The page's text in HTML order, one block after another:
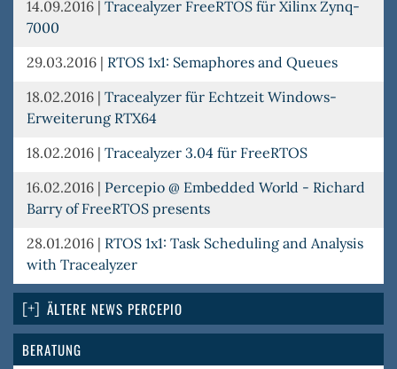
14.09.2016 | Tracealyzer FreeRTOS für Xilinx Zynq-
7000
29.03.2016 | RTOS 1x1: Semaphores and Queues
18.02.2016 | Tracealyzer für Echtzeit Windows-
Erweiterung RTX64
18.02.2016 | Tracealyzer 3.04 für FreeRTOS
16.02.2016 | Percepio @ Embedded World - Richard
Barry of FreeRTOS presents
28.01.2016 | RTOS 1x1: Task Scheduling and Analysis
with Tracealyzer
ÄLTERE NEWS PERCEPIO
BERATUNG